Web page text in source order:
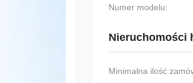
Numer modelu:
Nieruchomości
Minimalna ilość